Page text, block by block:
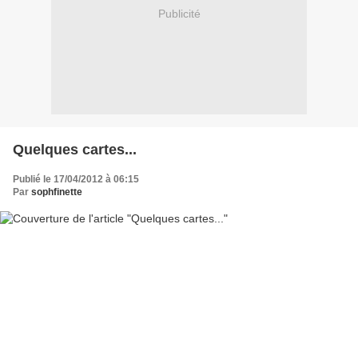
Publicité
Quelques cartes...
Publié le 17/04/2012 à 06:15
Par sophfinette